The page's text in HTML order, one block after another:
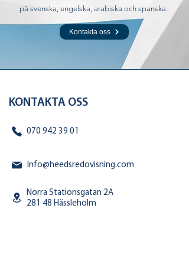
på svenska, engelska, arabiska och spanska.
Kontakta oss
KONTAKTA OSS
070 942 39 01
Info@heedsredovisning.com
Norra Stationsgatan 2A
281 48 Hässleholm